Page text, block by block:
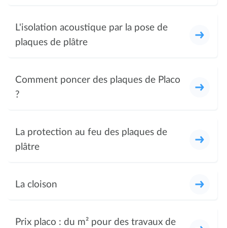
L'isolation acoustique par la pose de
plaques de plâtre
Comment poncer des plaques de Placo
?
La protection au feu des plaques de
plâtre
La cloison
Prix placo : du m² pour des travaux de